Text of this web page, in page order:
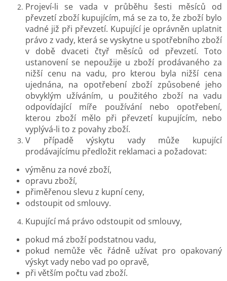
Projeví-li se vada v průběhu šesti měsíců od
převzetí zboží kupujícím, má se za to, že zboží bylo
vadné již při převzetí. Kupující je oprávněn uplatnit
právo z vady, která se vyskytne u spotřebního zboží
v době dvaceti čtyř měsíců od převzetí. Toto
ustanovení se nepoužije u zboží prodávaného za
nižší cenu na vadu, pro kterou byla nižší cena
ujednána, na opotřebení zboží způsobené jeho
obvyklým užíváním, u použitého zboží na vadu
odpovídající míře používání nebo opotřebení,
kterou zboží mělo při převzetí kupujícím, nebo
vyplývá-li to z povahy zboží.
V případě výskytu vady může kupující
prodávajícímu předložit reklamaci a požadovat:
výměnu za nové zboží,
opravu zboží,
přiměřenou slevu z kupní ceny,
odstoupit od smlouvy.
Kupující má právo odstoupit od smlouvy,
pokud má zboží podstatnou vadu,
pokud nemůže věc řádně užívat pro opakovaný
výskyt vady nebo vad po opravě,
při větším počtu vad zboží.